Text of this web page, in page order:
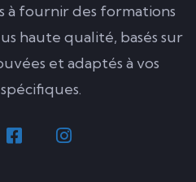
à fournir des formations
haute qualité, basés sur
et adaptés à vos